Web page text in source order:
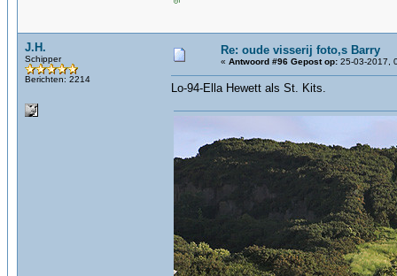
J.H.
Schipper
Berichten: 2214
Re: oude visserij foto,s Barry
« Antwoord #96 Gepost op: 25-03-2017,
Lo-94-Ella Hewett als St. Kits.